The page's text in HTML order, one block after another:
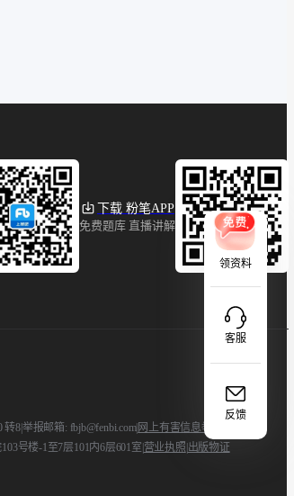
领资料
客服
反馈
下载 粉笔APP
免费题库 直播讲解
转8举报邮箱: fbjb@fenbi.com| 网上有害信息举报
号楼-1至7层101内6层601室 营业执照 出版物证